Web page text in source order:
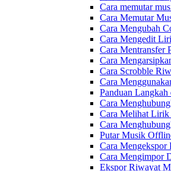
Cara memutar
Cara Memutar
Cara Mengubah
Cara Mengedit
Cara Mentransfer
Cara
Cara Scrobble
Cara
Panduan
Cara
Cara Melihat Lirik
Cara
Putar Musik
Cara
Cara Mengimpor
Ekspor Riwayat